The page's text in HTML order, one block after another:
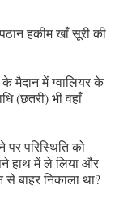
हकीम खाँ सूरी की
मैदान में ग्वालियर के
(छतरी) भी वहाँ
पर परिस्थिति को
हाथ में ले लिया और
बाहर निकाला था?